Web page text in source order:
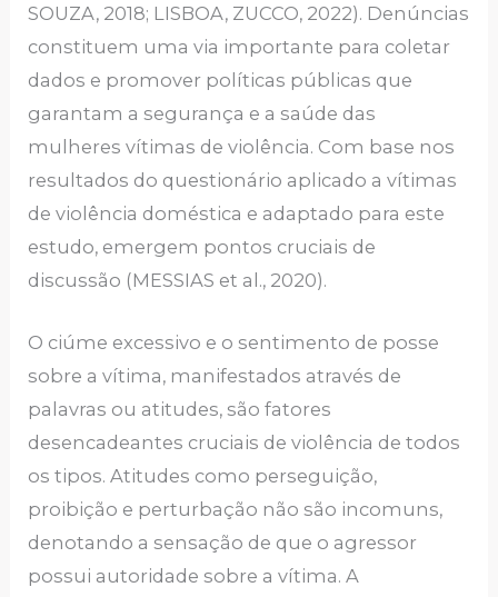
SOUZA, 2018; LISBOA, ZUCCO, 2022). Denúncias
constituem uma via importante para coletar
dados e promover políticas públicas que
garantam a segurança e a saúde das
mulheres vítimas de violência. Com base nos
resultados do questionário aplicado a vítimas
de violência doméstica e adaptado para este
estudo, emergem pontos cruciais de
discussão (MESSIAS et al., 2020).
O ciúme excessivo e o sentimento de posse
sobre a vítima, manifestados através de
palavras ou atitudes, são fatores
desencadeantes cruciais de violência de todos
os tipos. Atitudes como perseguição,
proibição e perturbação não são incomuns,
denotando a sensação de que o agressor
possui autoridade sobre a vítima. A